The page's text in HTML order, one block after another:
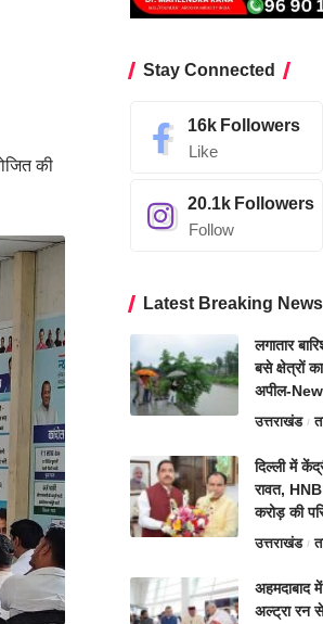
की
Stay Connected
16k Followers
Like
20.1k Followers
Follow
Latest Breaking News
लगातार
बसे क्षेत्रों
अपील-
उत्तराखंड
दिल्ली में
रावत, HNB
करोड़ की
उत्तराखंड
अहमदाबाद
अल्ट्रा रन